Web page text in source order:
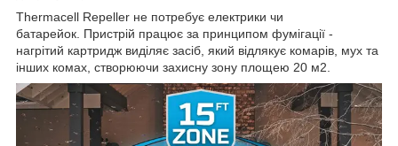
Thermacell Repeller не потребує електрики чи
батарейок. Пристрій працює за принципом фумігації -
нагрітий картридж виділяє засіб, який відлякує комарів, мух та
інших комах, створюючи захисну зону площею 20 м2.